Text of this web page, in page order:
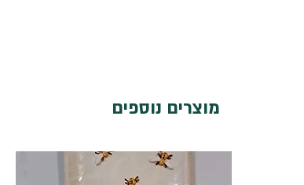
מוצרים נוספים